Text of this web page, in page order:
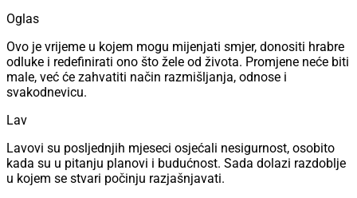
Oglas
Ovo je vrijeme u kojem mogu mijenjati smjer, donositi hrabre
odluke i redefinirati ono što žele od života. Promjene neće biti
male, već će zahvatiti način razmišljanja, odnose i
svakodnevicu.
Lav
Lavovi su posljednjih mjeseci osjećali nesigurnost, osobito
kada su u pitanju planovi i budućnost. Sada dolazi razdoblje
u kojem se stvari počinju razjašnjavati.